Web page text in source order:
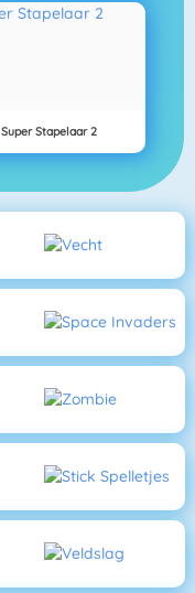
Super Stapelaar 2